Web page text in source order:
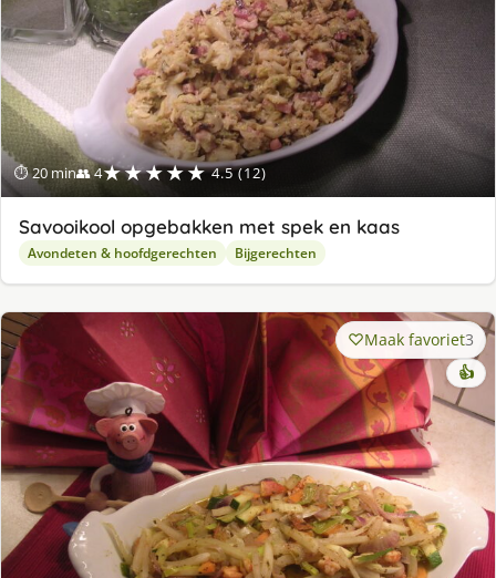
⏱ 20 min👥 4★★★★★ 4.5 (12)
Savooikool opgebakken met spek en kaas
Avondeten & hoofdgerechten Bijgerechten
Maak favoriet3
👍